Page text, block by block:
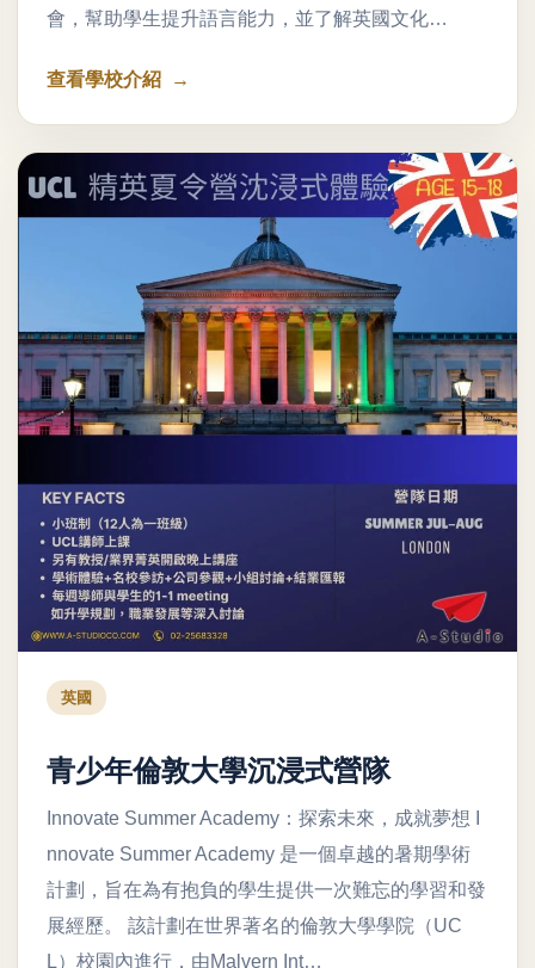
會，幫助學生提升語言能力，並了解英國文化…
查看學校介紹
英國
青少年倫敦大學沉浸式營隊
Innovate Summer Academy：探索未來，成就夢想 I
nnovate Summer Academy 是一個卓越的暑期學術
計劃，旨在為有抱負的學生提供一次難忘的學習和發
展經歷。 該計劃在世界著名的倫敦大學學院（UC
L）校園內進行，由Malvern Int…